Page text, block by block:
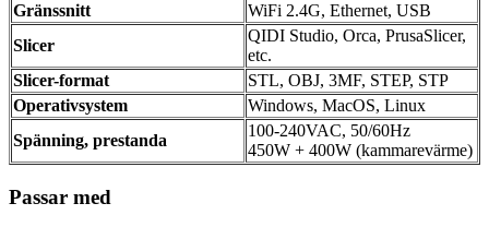
Gränssnitt
WiFi 2.4G, Ethernet, USB
Slicer
QIDI Studio, Orca, PrusaSlicer,
etc.
Slicer-format
STL, OBJ, 3MF, STEP, STP
Operativsystem
Windows, MacOS, Linux
Spänning, prestanda
100-240VAC, 50/60Hz
450W + 400W (kammarevärme)
Passar med